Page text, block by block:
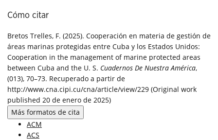
Cómo citar
Bretos Trelles, F. (2025). Cooperación en materia de gestión de
áreas marinas protegidas entre Cuba y los Estados Unidos:
Cooperation in the management of marine protected areas
between Cuba and the U. S. Cuadernos De Nuestra América,
(013), 70–73. Recuperado a partir de
http://www.cna.cipi.cu/cna/article/view/229 (Original work
published 20 de enero de 2025)
Más formatos de cita
ACM
ACS